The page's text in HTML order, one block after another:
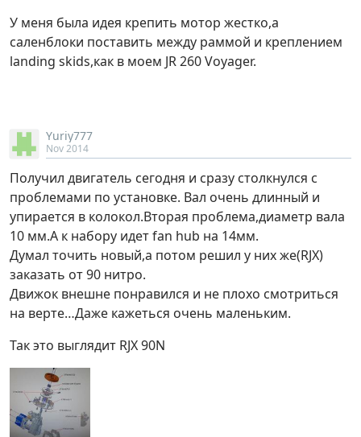
У меня была идея крепить мотор жестко,а
саленблоки поставить между раммой и креплением
landing skids,как в моем JR 260 Voyager.
Yuriy777
Nov 2014
Получил двигатель сегодня и сразу столкнулся с
проблемами по установке. Вал очень длинный и
упирается в колокол.Вторая проблема,диаметр вала
10 мм.А к набору идет fan hub на 14мм.
Думал точить новый,а потом решил у них же(RJX)
заказать от 90 нитро.
Движок внешне понравился и не плохо смотриться
на верте…Даже кажеться очень маленьким.
Так это выглядит RJX 90N